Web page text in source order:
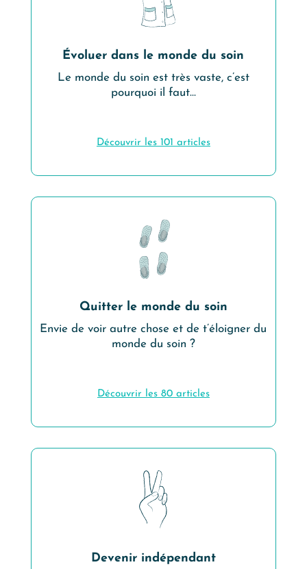
Évoluer dans le monde du soin
Le monde du soin est très vaste, c’est
pourquoi il faut…
Découvrir les 101 articles
Quitter le monde du soin
Envie de voir autre chose et de t’éloigner du
monde du soin ?
Découvrir les 80articles
Devenir indépendant